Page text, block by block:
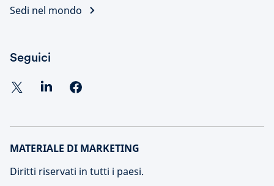
Sedi nel mondo
Seguici
MATERIALE DI MARKETING
Diritti riservati in tutti i paesi.